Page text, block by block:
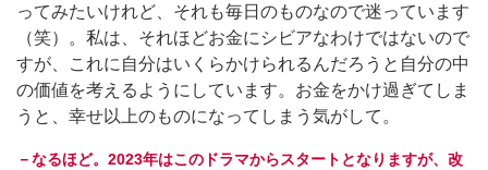
ってみたいけれど、それも毎日のものなので迷っています
（笑）。私は、それほどお金にシビアなわけではないので
すが、これに自分はいくらかけられるんだろうと自分の中
の価値を考えるようにしています。お金をかけ過ぎてしま
うと、幸せ以上のものになってしまう気がして。
－なるほど。2023年はこのドラマからスタートとなりますが、改